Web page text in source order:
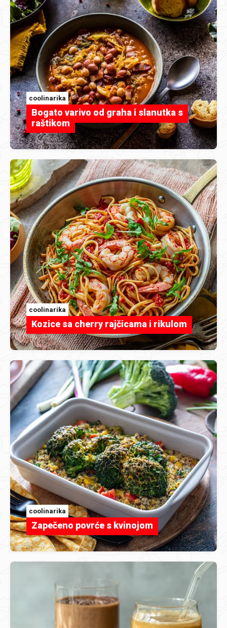
coolinarika
Bogato varivo od graha i slanutka s
raštikom
coolinarika
Kozice sa cherry rajčicama i rikulom
coolinarika
Zapečeno povrće s kvinojom